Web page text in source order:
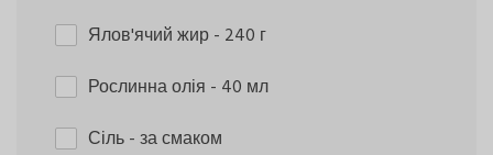
Ялов'ячий жир- 240 г
Рослинна олія - 40 мл
Сіль- за смаком